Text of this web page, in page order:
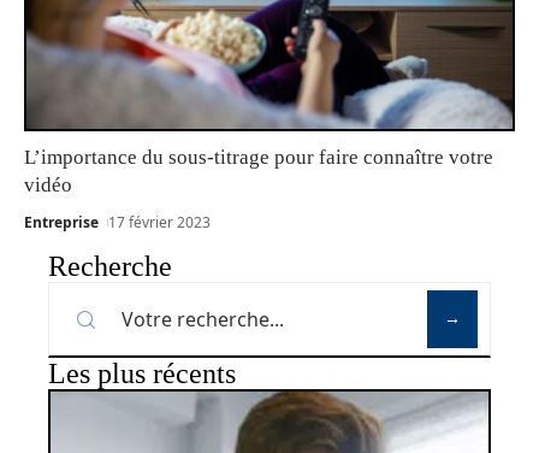
L’importance du sous-titrage pour faire connaître votre
vidéo
Entreprise 17 février 2023
Recherche
Les plus récents